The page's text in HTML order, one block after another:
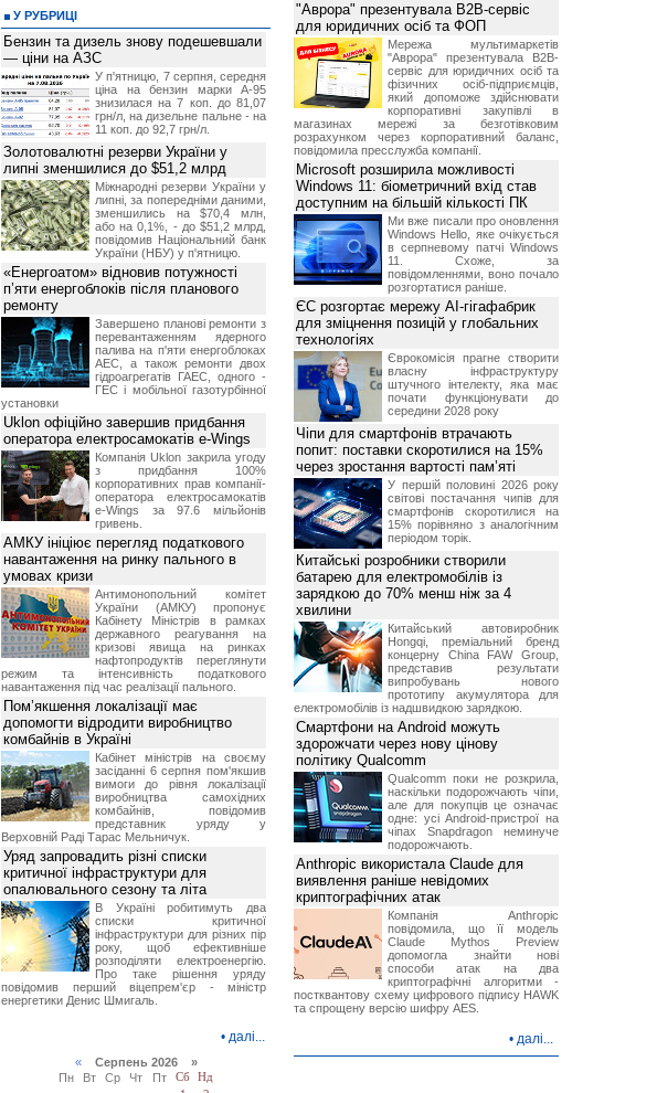
У РУБРИЦІ
Бензин та дизель знову подешевшали
— ціни на АЗС
У п'ятницю, 7 серпня, середня
ціна на бензин марки А-95
знизилася на 7 коп. до 81,07
грн/л, на дизельне пальне - на
11 коп. до 92,7 грн/л.
Золотовалютні резерви України у
липні зменшилися до $51,2 млрд
Міжнародні резерви України у
липні, за попередніми даними,
зменшились на $70,4 млн,
або на 0,1%, - до $51,2 млрд,
повідомив Національний банк
України (НБУ) у п'ятницю.
«Енергоатом» відновив потужності
п’яти енергоблоків після планового
ремонту
Завершено планові ремонти з
перевантаженням ядерного
палива на п'яти енергоблоках
АЕС, а також ремонти двох
гідроагрегатів ГАЕС, одного -
ГЕС і мобільної газотурбінної
установки
Uklon офіційно завершив придбання
оператора електросамокатів e-Wings
Компанія Uklon закрила угоду
з придбання 100%
корпоративних прав компанії-
оператора електросамокатів
e-Wings за 97.6 мільйонів
гривень.
АМКУ ініціює перегляд податкового
навантаження на ринку пального в
умовах кризи
Антимонопольний комітет
України (АМКУ) пропонує
Кабінету Міністрів в рамках
державного реагування на
кризові явища на ринках
нафтопродуктів переглянути
режим та інтенсивність податкового
навантаження під час реалізації пального.
Пом’якшення локалізації має
допомогти відродити виробництво
комбайнів в Україні
Кабінет міністрів на своєму
засіданні 6 серпня пом'якшив
вимоги до рівня локалізації
виробництва самохідних
комбайнів, повідомив
представник уряду у
Верховній Раді Тарас Мельничук.
Уряд запровадить різні списки
критичної інфраструктури для
опалювального сезону та літа
В Україні робитимуть два
списки критичної
інфраструктури для різних пір
року, щоб ефективніше
розподіляти електроенергію.
Про таке рішення уряду
повідомив перший віцепрем'єр - міністр
енергетики Денис Шмигаль.
• далі...
«Серпень 2026 »
Пн
Вт Ср Чт Пт Сб
Нд
"Аврора" презентувала B2B-сервіс
для юридичних осіб та ФОП
Мережа мультимаркетів
"Аврора" презентувала B2B-
сервіс для юридичних осіб та
фізичних осіб-підприємців,
який допоможе здійснювати
корпоративні закупівлі в
магазинах мережі за безготівковим
розрахунком через корпоративний баланс,
повідомила пресслужба компанії.
Microsoft розширила можливості
Windows 11: біометричний вхід став
доступним на більшій кількості ПК
Ми вже писали про оновлення
Windows Hello, яке очікується
в серпневому патчі Windows
11. Схоже, за
повідомленнями, воно почало
розгортатися раніше.
ЄС розгортає мережу AI-гігафабрик
для зміцнення позицій у глобальних
технологіях
Єврокомісія прагне створити
власну інфраструктуру
штучного інтелекту, яка має
почати функціонувати до
середини 2028 року
Чіпи для смартфонів втрачають
попит: поставки скоротилися на 15%
через зростання вартості пам’яті
У першій половині 2026 року
світові постачання чипів для
смартфонів скоротилися на
15% порівняно з аналогічним
періодом торік.
Китайські розробники створили
батарею для електромобілів із
зарядкою до 70% менш ніж за 4
хвилини
Китайський автовиробник
Hongqi, преміальний бренд
концерну China FAW Group,
представив результати
випробувань нового
прототипу акумулятора для
електромобілів із надшвидкою зарядкою.
Смартфони на Android можуть
здорожчати через нову цінову
політику Qualcomm
Qualcomm поки не розкрила,
наскільки подорожчають чіпи,
але для покупців це означає
одне: усі Android-пристрої на
чіпах Snapdragon неминуче
подорожчають.
Anthropic використала Claude для
виявлення раніше невідомих
криптографічних атак
Компанія Anthropic
повідомила, що її модель
Claude Mythos Preview
допомогла знайти нові
способи атак на два
криптографічні алгоритми -
постквантову схему цифрового підпису HAWK
та спрощену версію шифру AES.
• далі...